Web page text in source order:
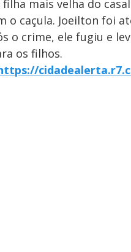
mais velha do
o caçula. Joeilton foi
o crime, ele fugiu e
os filhos.